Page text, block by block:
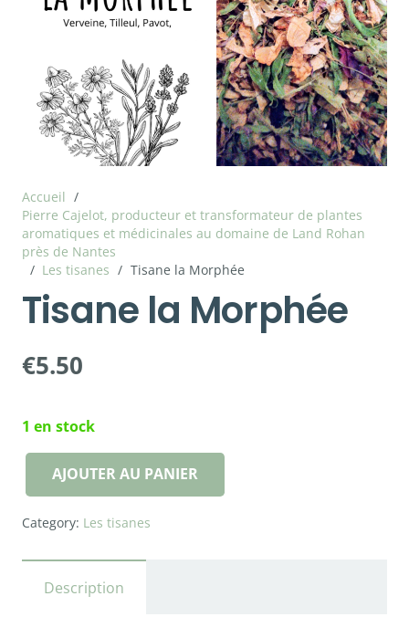
Accueil /
Pierre Cajelot, producteur et transformateur de plantes
aromatiques et médicinales au domaine de Land Rohan
près de Nantes
/ Les tisanes / Tisane la Morphée
Tisane la Morphée
€5.50
1 en stock
quantité
Tisane
la
Morphée
AJOUTER AU PANIER
Category: Les tisanes
Description